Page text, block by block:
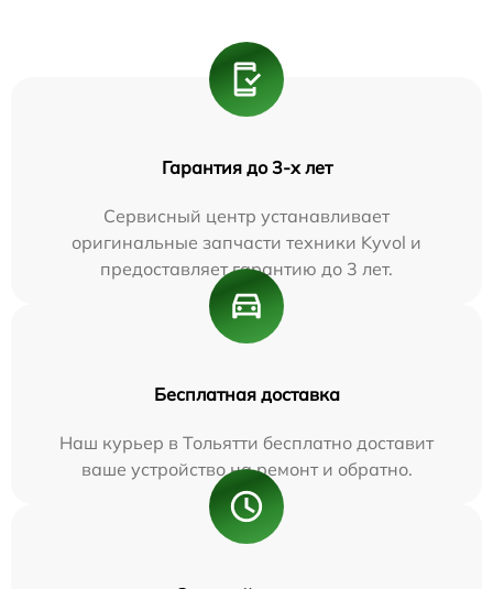
Гарантия до 3-х лет
Сервисный центр устанавливает
оригинальные запчасти техники Kyvol и
предоставляет гарантию до 3 лет.
Бесплатная доставка
Наш курьер в Тольятти бесплатно доставит
ваше устройство на ремонт и обратно.